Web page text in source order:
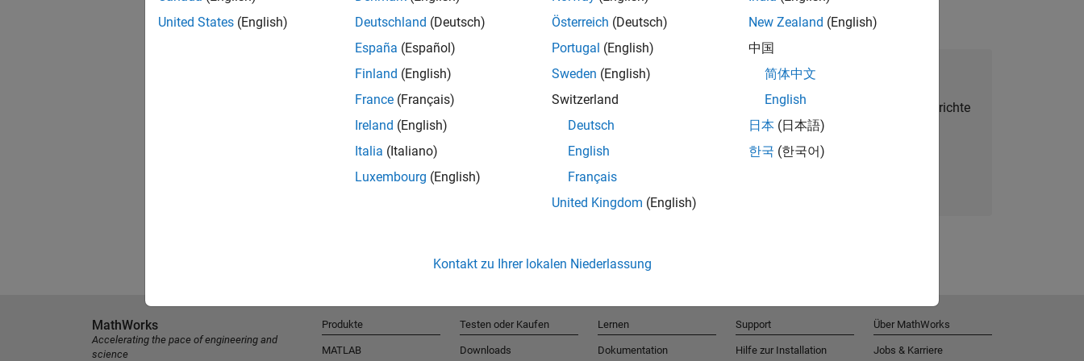
Talent Network beitreten
Erhalten Sie personalisierte Stellenangebote, Berichte
und Unternehmensneuigkeiten.
United States (English)
Deutschland (Deutsch)
España (Español)
Finland (English)
France (Français)
Ireland (English)
Italia (Italiano)
Luxembourg (English)
Österreich (Deutsch)
Portugal (English)
Sweden (English)
Switzerland
Deutsch
English
Français
United Kingdom (English)
New Zealand (English)
中国
简体中文
English
日本 (日本語)
한국 (한국어)
Kontakt zu Ihrer lokalen Niederlassung
MathWorks
Accelerating the pace of engineering and
science
Produkte
MATLAB
Testen oder Kaufen
Downloads
Lernen
Dokumentation
Support
Hilfe zur Installation
Über MathWorks
Jobs & Karriere